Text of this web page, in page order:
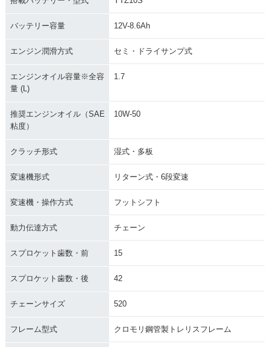
バッテリー容量 12V-8.6Ah
エンジン潤滑方式 セミ・ドライサンプ式
エンジンオイル容量※全容
量 (L)
1.7
推奨エンジンオイル（SAE
粘度）
10W-50
クラッチ形式 湿式・多板
変速機形式 リターン式・6段変速
変速機・操作方式 フットシフト
動力伝達方式 チェーン
スプロケット歯数・前 15
スプロケット歯数・後 42
チェーンサイズ 520
フレーム型式 クロモリ鋼管製トレリスフレーム